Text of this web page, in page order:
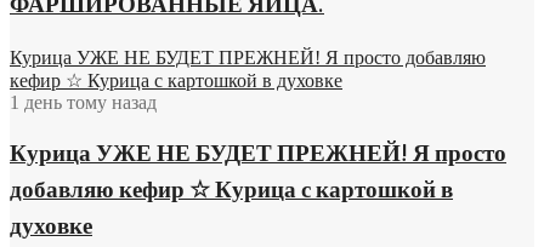
Курица УЖЕ НЕ БУДЕТ ПРЕЖНЕЙ! Я просто добавляю
кефир ☆ Курица с картошкой в духовке
1 день тому назад
Курица УЖЕ НЕ БУДЕТ ПРЕЖНЕЙ! Я просто
добавляю кефир ☆ Курица с картошкой в
духовке